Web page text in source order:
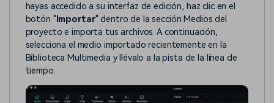
hayas accedido a su interfaz de edición, haz clic en el
botón " Importar" dentro de la sección Medios del
proyecto e importa tus archivos. A continuación,
selecciona el medio importado recientemente en la
Biblioteca Multimedia y llévalo a la pista de la línea de
tiempo.